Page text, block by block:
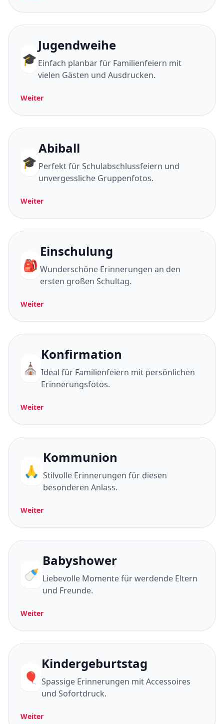
🎓
Jugendweihe
Einfach planbar für Familienfeiern mit
vielen Gästen und Ausdrucken.
Weiter
🎓
Abiball
Perfekt für Schulabschlussfeiern und
unvergessliche Gruppenfotos.
Weiter
🎒
Einschulung
Wunderschöne Erinnerungen an den
ersten großen Schultag.
Weiter
⛪
Konfirmation
Ideal für Familienfeiern mit persönlichen
Erinnerungsfotos.
Weiter
🙏
Kommunion
Stilvolle Erinnerungen für diesen
besonderen Anlass.
Weiter
🍼
Babyshower
Liebevolle Momente für werdende Eltern
und Freunde.
Weiter
🎈
Kindergeburtstag
Spassige Erinnerungen mit Accessoires
und Sofortdruck.
Weiter